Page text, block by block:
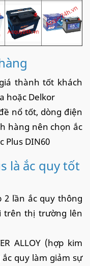
thành tốt khách
hoặc Delkor
nổ tốt, dòng điện
hàng nên chọn ắc
Plus DIN60
là ắc quy tốt
2 lần ắc quy thông
trên thị trường lên
ALLOY (hợp kim
quy làm giảm sự